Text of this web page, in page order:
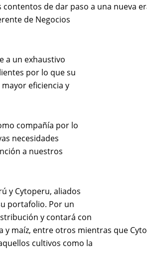
de dar paso a una nueva
de Negocios
a un exhaustivo
por lo que su
eficiencia y
compañía por lo
necesidades
a nuestros
y Cytoperu, aliados
portafolio. Por un
y contará con
y maíz, entre otros mientras que
cultivos como la